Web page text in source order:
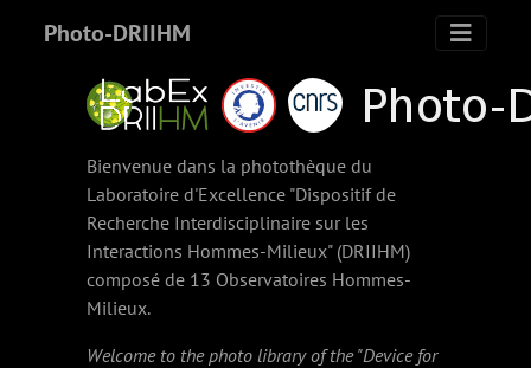
Photo-DRIIHM
Bienvenue dans la photothèque du
Laboratoire d'Excellence "Dispositif de
Recherche Interdisciplinaire sur les
Interactions Hommes-Milieux" (DRIIHM)
composé de 13 Observatoires Hommes-
Milieux.
Welcome to the photo library of the "Device for